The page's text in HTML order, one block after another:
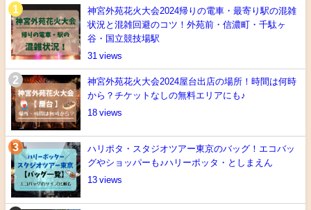
神宮外苑花火大会2024帰りの電車・最寄り駅の混雑
状況と混雑回避のコツ！外苑前・信濃町・千駄ヶ
谷・国立競技場駅
31
神宮外苑花火大会2024屋台出店の場所！時間は何時
から？チケットなしの無料エリアにも♪
18
ハリポタ・スタジオツアー東京のバッグ！エコバッ
グやショッパーも♪ハリーポッタ・としまえん
13